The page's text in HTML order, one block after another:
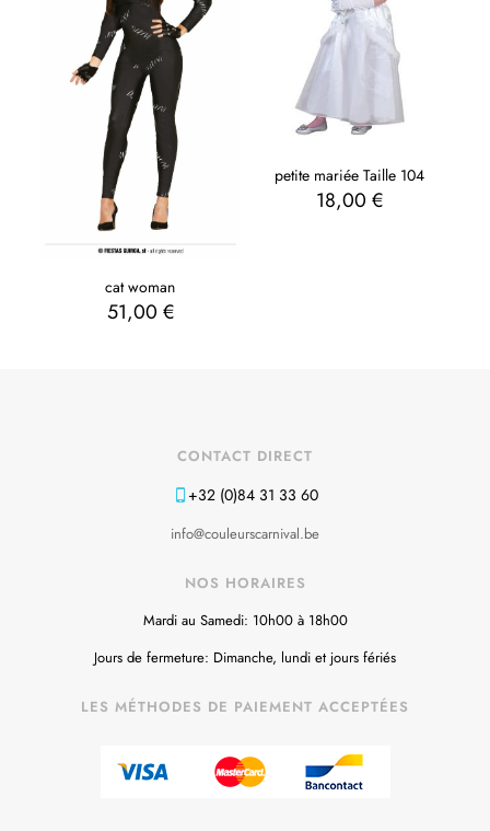
cat woman
51,00 €
petite mariée Taille 104
18,00 €
CONTACT DIRECT
+32 (0)84 31 33 60
info@couleurscarnival.be
NOS HORAIRES
Mardi au Samedi: 10h00 à 18h00
Jours de fermeture: Dimanche, lundi et jours fériés
LES MÉTHODES DE PAIEMENT ACCEPTÉES